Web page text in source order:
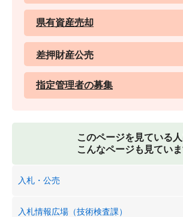
県有資産売却
差押財産公売
指定管理者の募集
このページを見ている
こんなページも見てい
入札・公売
入札情報広場（技術検査課）